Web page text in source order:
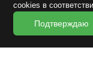
cookies в
Подтверждаю